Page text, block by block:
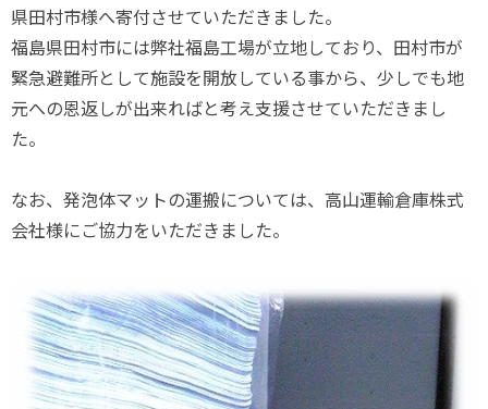
県田村市様へ寄付させていただきました。
福島県田村市には弊社福島工場が立地しており、田村市が
緊急避難所として施設を開放している事から、少しでも地
元への恩返しが出来ればと考え支援させていただきまし
た。
なお、発泡体マットの運搬については、高山運輸倉庫株式
会社様にご協力をいただきました。